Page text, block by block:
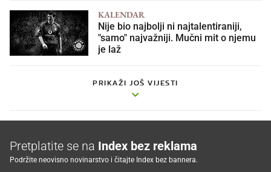
KALENDAR
Nije bio najbolji ni najtalentiraniji,
"samo" najvažniji. Mučni mit o njemu
je laž
PRIKAŽI JOŠ VIJESTI
Pretplatite se na Index bez reklama
Podržite neovisno novinarstvo i čitajte Index bez bannera.